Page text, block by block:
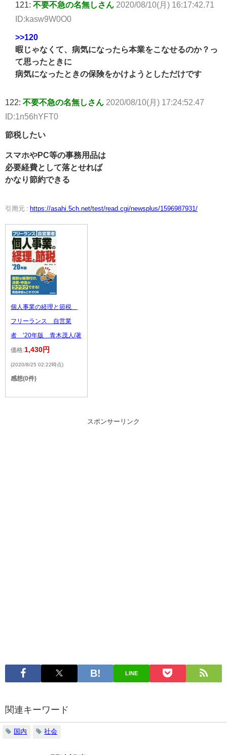
121: 不要不急の名無しさん 2020/08/10(月) 16:17:42.71
ID:kasw9W0O0
>>120
暇じゃなくて、病気になったら本業をこなせるのか？っ
て思ったときに
病気になったときの保険をかけようとしただけです
122: 不要不急の名無しさん 2020/08/10(月) 17:24:52.47
ID:1n56hYFT0
節税したい
スマホやPC等の事務用品は
必要経費として落とせれば
かなり節約できる
引用元 : https://asahi.5ch.net/test/read.cgi/newsplus/1596987931/
個人事業の経理と節税
フリーランス 自営業
者 ’20年版 青木茂人/著
価格:1,430円
(2020/8/25 02:22時点)
感想(0件)
スポンサーリンク
LINE
関連キーワード
国内 社会